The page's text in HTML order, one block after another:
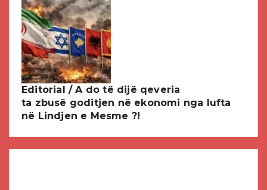
Editorial / A do të dijë qeveria
ta zbusë goditjen në ekonomi nga lufta
në Lindjen e Mesme ?!